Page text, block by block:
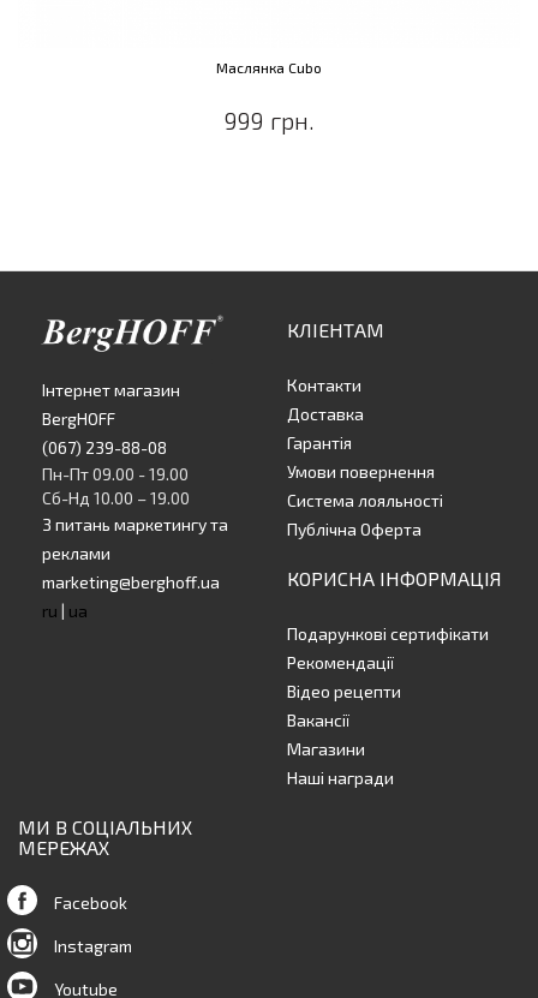
Маслянка Cubo
999 грн.
Інтернет магазин
BergHOFF
(067) 239-88-08
Пн-Пт 09.00 - 19.00
Сб-Нд 10.00 – 19.00
З питань маркетингу та
реклами
marketing@berghoff.ua
ru | ua
КЛІЕНТАМ
Контакти
Доставка
Гарантія
Умови повернення
Система лояльності
Публічна Оферта
КОРИСНА ІНФОРМАЦІЯ
Подарункові сертифікати
Рекомендації
Відео рецепти
Вакансії
Магазини
Наші награди
МИ В СОЦІАЛЬНИХ
МЕРЕЖАХ
Facebook
Instagram
Youtube